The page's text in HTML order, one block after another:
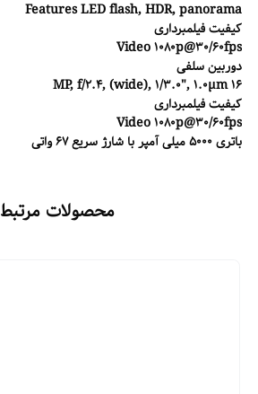
Features LED flash, HDR, panorama
کیفیت فیلمبرداری
Video 1080p@30/60fps
دوربین سلفی
16 MP, f/2.4, (wide), 1/3.0", 1.0µm
کیفیت فیلمبرداری
Video 1080p@30/60fps
باتری 5000 میلی آمپر با شارژ سریع 67 واتی
محصولات مرتبط